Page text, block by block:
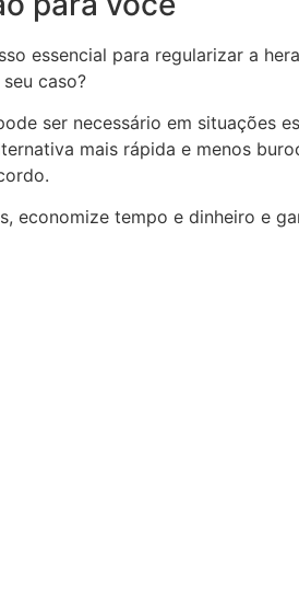
essencial para regularizar a
caso?
ser necessário em situações
mais rápida e menos
economize tempo e dinheiro e